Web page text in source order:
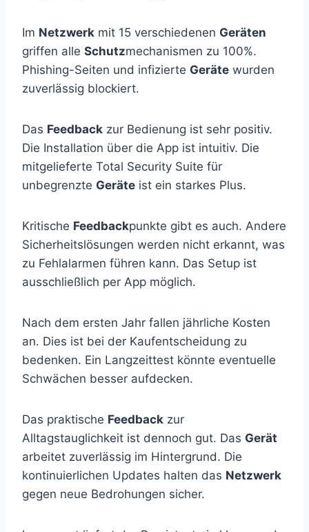
Im Netzwerk mit 15 verschiedenen Geräten
griffen alle Schutzmechanismen zu 100%.
Phishing-Seiten und infizierte Geräte wurden
zuverlässig blockiert.
Das Feedback zur Bedienung ist sehr positiv.
Die Installation über die App ist intuitiv. Die
mitgelieferte Total Security Suite für
unbegrenzte Geräte ist ein starkes Plus.
Kritische Feedbackpunkte gibt es auch. Andere
Sicherheitslösungen werden nicht erkannt, was
zu Fehlalarmen führen kann. Das Setup ist
ausschließlich per App möglich.
Nach dem ersten Jahr fallen jährliche Kosten
an. Dies ist bei der Kaufentscheidung zu
bedenken. Ein Langzeittest könnte eventuelle
Schwächen besser aufdecken.
Das praktische Feedback zur
Alltagstauglichkeit ist dennoch gut. Das Gerät
arbeitet zuverlässig im Hintergrund. Die
kontinuierlichen Updates halten das Netzwerk
gegen neue Bedrohungen sicher.